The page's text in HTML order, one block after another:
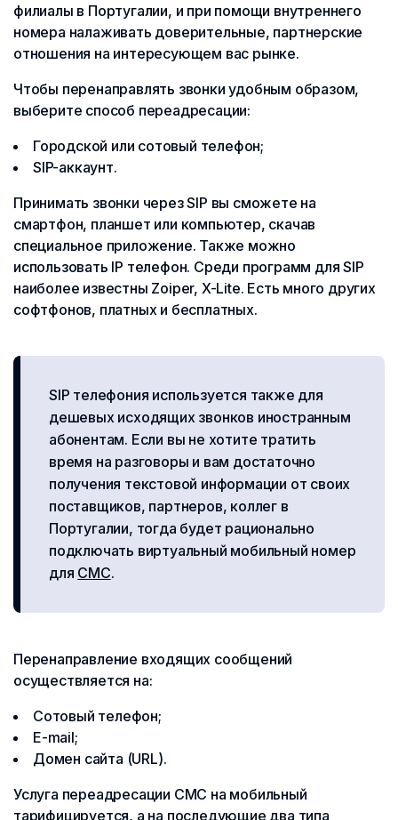
филиалы в Португалии, и при помощи внутреннего
номера налаживать доверительные, партнерские
отношения на интересующем вас рынке.
Чтобы перенаправлять звонки удобным образом,
выберите способ переадресации:
Городской или сотовый телефон;
SIP-аккаунт.
Принимать звонки через SIP вы сможете на
смартфон, планшет или компьютер, скачав
специальное приложение. Также можно
использовать IP телефон. Среди программ для SIP
наиболее известны Zoiper, X-Lite. Есть много других
софтфонов, платных и бесплатных.
SIP телефония используется также для
дешевых исходящих звонков иностранным
абонентам. Если вы не хотите тратить
время на разговоры и вам достаточно
получения текстовой информации от своих
поставщиков, партнеров, коллег в
Португалии, тогда будет рационально
подключать виртуальный мобильный номер
для СМС.
Перенаправление входящих сообщений
осуществляется на:
Сотовый телефон;
E-mail;
Домен сайта (URL).
Услуга переадресации СМС на мобильный
тарифицируется, а на последующие два типа